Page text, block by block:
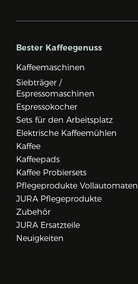
Bester Kaffeegenuss
Kaffeemaschinen
Siebträger /
Espressomaschinen
Espressokocher
Sets für den Arbeitsplatz
Elektrische Kaffeemühlen
Kaffee
Kaffeepads
Kaffee Probiersets
Pflegeprodukte Vollautomaten
JURA Pflegeprodukte
Zubehör
JURA Ersatzteile
Neuigkeiten